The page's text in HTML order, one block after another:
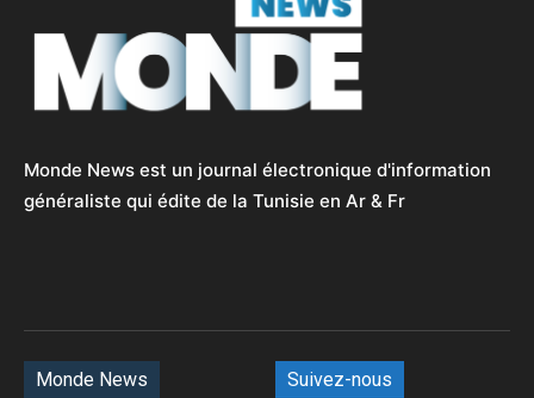
Monde News est un journal électronique d'information
généraliste qui édite de la Tunisie en Ar & Fr
Monde News Suivez-nous